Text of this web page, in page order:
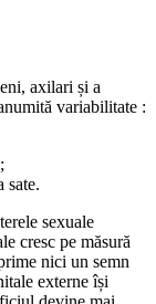
axilari și a
variabilitate :
sate.
sexuale
cresc pe măsură
nici un semn
externe își